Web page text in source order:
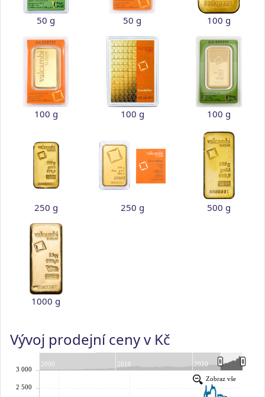
50 g 50 g 100 g
100 g 100 g 100 g
250 g 250 g 500 g
1000 g
Vývoj prodejní ceny v Kč